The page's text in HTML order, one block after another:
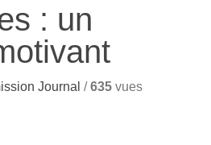
: un
Journal /635 vues